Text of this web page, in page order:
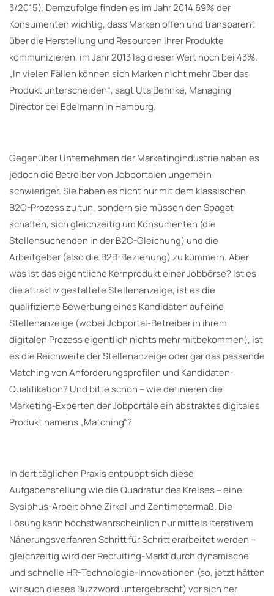
3/2015). Demzufolge finden es im Jahr 2014 69% der
Konsumenten wichtig, dass Marken offen und transparent
über die Herstellung und Resourcen ihrer Produkte
kommunizieren, im Jahr 2013 lag dieser Wert noch bei 43%.
„In vielen Fällen können sich Marken nicht mehr über das
Produkt unterscheiden“, sagt Uta Behnke, Managing
Director bei Edelmann in Hamburg.
Gegenüber Unternehmen der Marketingindustrie haben es
jedoch die Betreiber von Jobportalen ungemein
schwieriger. Sie haben es nicht nur mit dem klassischen
B2C-Prozess zu tun, sondern sie müssen den Spagat
schaffen, sich gleichzeitig um Konsumenten (die
Stellensuchenden in der B2C-Gleichung) und die
Arbeitgeber (also die B2B-Beziehung) zu kümmern. Aber
was ist das eigentliche Kernprodukt einer Jobbörse? Ist es
die attraktiv gestaltete Stellenanzeige, ist es die
qualifizierte Bewerbung eines Kandidaten auf eine
Stellenanzeige (wobei Jobportal-Betreiber in ihrem
digitalen Prozess eigentlich nichts mehr mitbekommen), ist
es die Reichweite der Stellenanzeige oder gar das passende
Matching von Anforderungsprofilen und Kandidaten-
Qualifikation? Und bitte schön – wie definieren die
Marketing-Experten der Jobportale ein abstraktes digitales
Produkt namens „Matching“?
In dert täglichen Praxis entpuppt sich diese
Aufgabenstellung wie die Quadratur des Kreises – eine
Sysiphus-Arbeit ohne Zirkel und Zentimetermaß. Die
Lösung kann höchstwahrscheinlich nur mittels iterativem
Näherungsverfahren Schritt für Schritt erarbeitet werden –
gleichzeitig wird der Recruiting-Markt durch dynamische
und schnelle HR-Technologie-Innovationen (so, jetzt hätten
wir auch dieses Buzzword untergebracht) vor sich her